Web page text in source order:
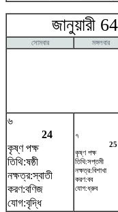
সোমবার মঙ্গলবার
৬
24
কৃষ্ণ পক্ষ
তিথি:ষষ্ঠী
নক্ষত্র:স্বাতী
করণ:বণিজ
যোগ:বৃদ্ধি
৭
25
কৃষ্ণ পক্ষ
তিথি:সপ্তমী
নক্ষত্র:বিশাখা
করণ:বব
যোগ:ধ্রুব